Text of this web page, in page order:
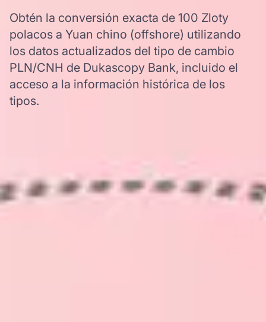
Obtén la conversión exacta de 100 Zloty
polacos a Yuan chino (offshore) utilizando
los datos actualizados del tipo de cambio
PLN/CNH de Dukascopy Bank, incluido el
acceso a la información histórica de los
tipos.